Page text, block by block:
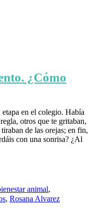
¿Cómo
etapa en el colegio. Había
otros que te gritaban,
de las orejas; en fin,
con una sonrisa? ¿Al
animal,
, Rosana Alvarez